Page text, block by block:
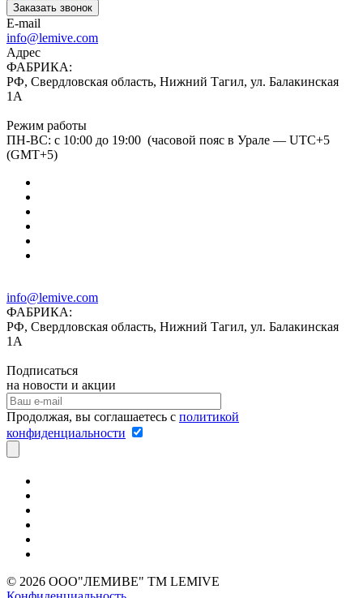
Заказать звонок
E-mail
info@lemive.com
Адрес
ФАБРИКА:
РФ, Свердловская область, Нижний Тагил, ул. Балакинская
1А
Режим работы
ПН-ВС: с 10:00 до 19:00 (часовой пояс в Урале — UTC+5
(GMT+5)
info@lemive.com
ФАБРИКА:
РФ, Свердловская область, Нижний Тагил, ул. Балакинская
1А
Подписаться
на новости и акции
Продолжая, вы соглашаетесь с политикой
конфиденциальности
© 2026 ООО"ЛЕМИВЕ" TM LEMIVE